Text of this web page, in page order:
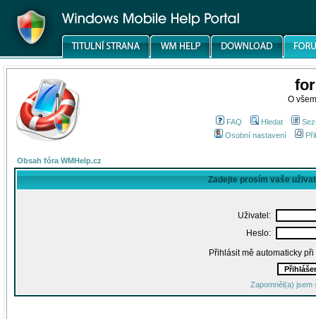
O
FAQ Hledat
Osobní nastavení
Obsah fóra WMHelp.cz
Zadejte prosím vaše
Uživatel:
Heslo:
Přihlásit mě automaticky
Zapomněl(a) jsem